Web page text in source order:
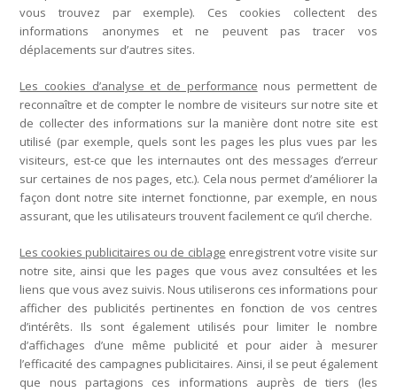
vous trouvez par exemple). Ces cookies collectent des
informations anonymes et ne peuvent pas tracer vos
déplacements sur d’autres sites.
Les cookies d’analyse et de performance nous permettent de
reconnaître et de compter le nombre de visiteurs sur notre site et
de collecter des informations sur la manière dont notre site est
utilisé (par exemple, quels sont les pages les plus vues par les
visiteurs, est-ce que les internautes ont des messages d’erreur
sur certaines de nos pages, etc.). Cela nous permet d’améliorer la
façon dont notre site internet fonctionne, par exemple, en nous
assurant, que les utilisateurs trouvent facilement ce qu’il cherche.
Les cookies publicitaires ou de ciblage enregistrent votre visite sur
notre site, ainsi que les pages que vous avez consultées et les
liens que vous avez suivis. Nous utiliserons ces informations pour
afficher des publicités pertinentes en fonction de vos centres
d’intérêts. Ils sont également utilisés pour limiter le nombre
d’affichages d’une même publicité et pour aider à mesurer
l’efficacité des campagnes publicitaires. Ainsi, il se peut également
que nous partagions ces informations auprès de tiers (les